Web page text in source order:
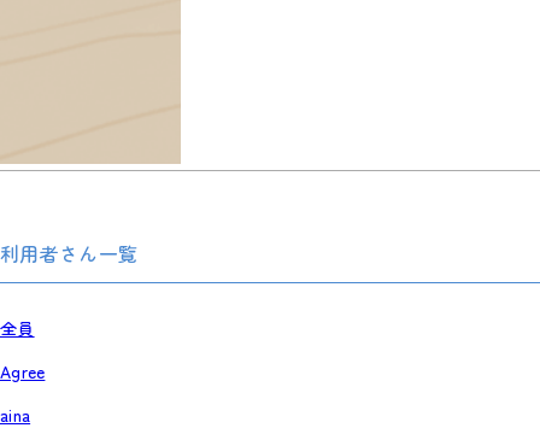
利用者さん一覧
全員
Agree
aina